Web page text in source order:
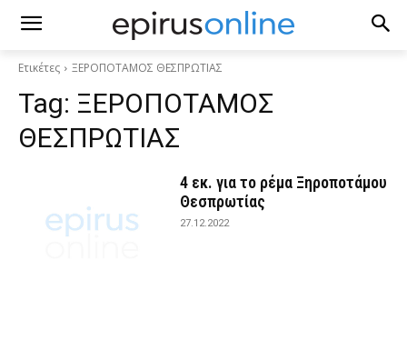
Ετικέτες ΞΕΡΟΠΟΤΑΜΟΣ ΘΕΣΠΡΩΤΙΑΣ
Tag: ΞΕΡΟΠΟΤΑΜΟΣ
ΘΕΣΠΡΩΤΙΑΣ
4 εκ. για το ρέμα Ξηροποτάμου
Θεσπρωτίας
27.12.2022